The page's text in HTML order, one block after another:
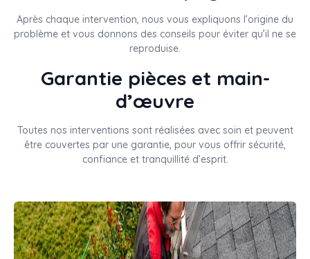
Après chaque intervention, nous vous expliquons l’origine du
problème et vous donnons des conseils pour éviter qu’il ne se
reproduise.
Garantie pièces et main-
d’œuvre
Toutes nos interventions sont réalisées avec soin et peuvent
être couvertes par une garantie, pour vous offrir sécurité,
confiance et tranquillité d’esprit.